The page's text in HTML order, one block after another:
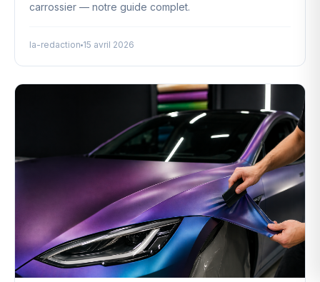
carrossier — notre guide complet.
la-redaction 15 avril 2026